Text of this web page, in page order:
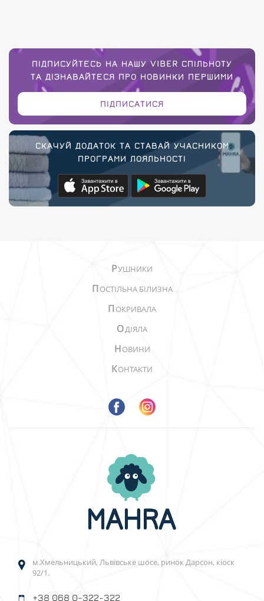
ПІДПИСУЙТЕСЬ НА НАШУ VIBER СПІЛЬНОТУ
ТА ДІЗНАВАЙТЕСЯ ПРО НОВИНКИ ПЕРШИМИ
ПІДПИСАТИСЯ
СКАЧУЙ ДОДАТОК ТА СТАВАЙ УЧАСНИКОМ
ПРОГРАМИ ЛОЯЛЬНОСТІ
РУШНИКИ
ПОСТІЛЬНА БІЛИЗНА
ПОКРИВАЛА
ОДІЯЛА
НОВИНИ
КОНТАКТИ
м.Хмельницький, Львівське шосе, ринок Дарсон, кіоск
92/1.
+38 068 0-322-322